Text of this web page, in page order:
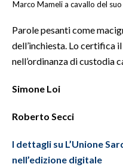
Marco Mameli a cavallo del
Parole pesanti come
dell’inchiesta. Lo certifica
nell’ordinanza di custodia
Simone Loi
Roberto Secci
I dettagli su L’Unione
nell’edizione digitale